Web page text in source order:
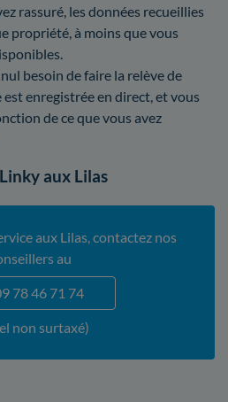
rassuré, les données recueillies
propriété, à moins que vous
besoin de faire la relève de
enregistrée en direct, et vous
de ce que vous avez
aux Lilas
aux Lilas, contactez nos
au
78 46 71 74
non surtaxé)